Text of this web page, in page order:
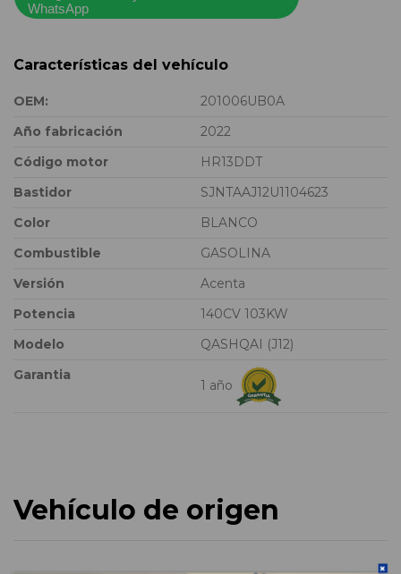
Características del vehículo
OEM:
201006UB0A
Año fabricación
2022
Código motor
HR13DDT
Bastidor
SJNTAAJ12U1104623
Color
BLANCO
Combustible
GASOLINA
Versión
Acenta
Potencia
140CV 103KW
Modelo
QASHQAI (J12)
Garantia
1 año
Vehículo de origen